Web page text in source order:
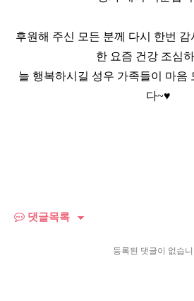
후원해 주신 모든 분께 다시 한번 감
한 요즘 건강 조심
늘 행복하시길 성우 가족들이 마음
다~♥
댓글목록
등록된 댓글이 없습